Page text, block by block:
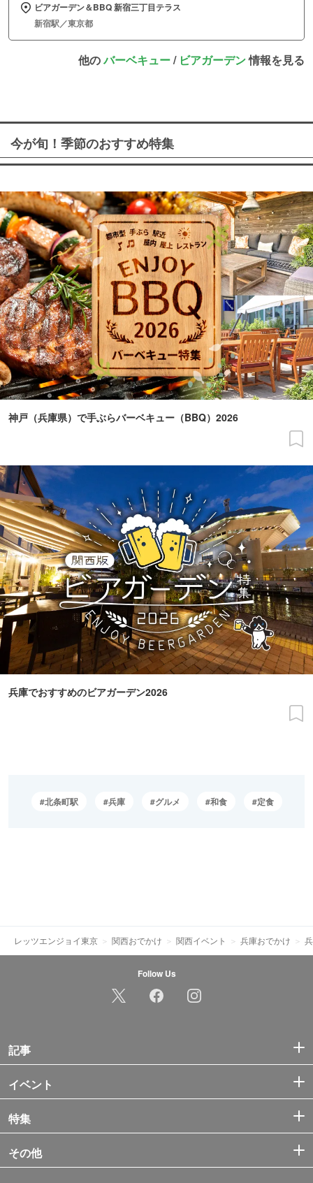
ビアガーデン＆BBQ 新宿三丁目テラス
新宿駅／東京都
他のバーベキュー/ ビアガーデン情報を見る
今が旬！季節のおすすめ特集
神戸（兵庫県）で手ぶらバーベキュー（BBQ）2026
兵庫でおすすめのビアガーデン2026
北条町駅 兵庫 グルメ 和食 定食
レッツエンジョイ東京 関西おでかけ 関西イベント 兵庫おでかけ
Follow Us
記事
イベント
特集
その他